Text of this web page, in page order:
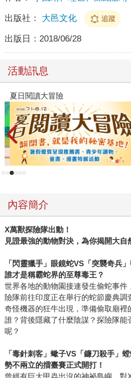
出版社： 大邑文化 追蹤
出版日： 2018/06/28
活動訊息
夏日閱讀大冒險
內容簡介
X萬獸探險隊出動！
見證最強的動物對決，為你揭開大自
「閃靈獵手」眼鏡蛇VS「突襲奇兵」
誰才是稱霸蛇界的至尊毒王？
世界各地的動物園接連發生偷蛇事件
險隊前往印度正在舉行的蛇節慶典調
奇怪機器的狂牛出現，準備偷取廟裡
誰？背後隱藏了什麼陰謀？探險隊能
呢？
「毒針刺客」蠍子VS「鐮刀殺手」螳
勢不兩立的擂臺賽正式開打！
曾經有巨大甲蟲出沒的神祕島嶼，對